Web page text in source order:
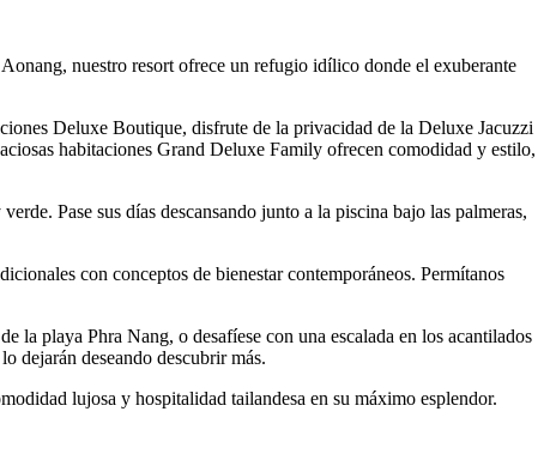
nuestro resort ofrece un refugio idílico donde el exuberante
Deluxe Boutique, disfrute de la privacidad de la Deluxe Jacuzzi
habitaciones Grand Deluxe Family ofrecen comodidad y estilo,
Pase sus días descansando junto a la piscina bajo las palmeras,
con conceptos de bienestar contemporáneos. Permítanos
la playa Phra Nang, o desafíese con una escalada en los acantilados
dejarán deseando descubrir más.
lujosa y hospitalidad tailandesa en su máximo esplendor.